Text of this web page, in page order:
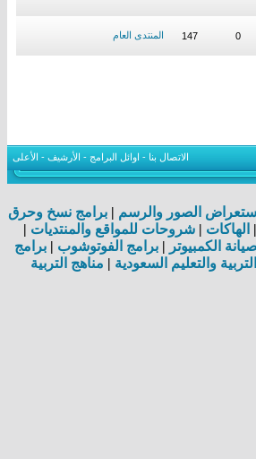
0
147 المنتدى العام
الاتصال بنا - اوائل البرامج - الأرشيف - الأعلى
الصور والرسم |برامج نسخ وحرق
| الهاكات |شروحات للمواقع والمنتديات |
صيانة الكمبيوتر |برامج الفوتوشوب |برامج
والتعليم السعودية | مناهج التربية